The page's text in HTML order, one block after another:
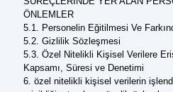
ÖNLEMLER
5.1. Personelin Eğitilmesi Ve
5.2. Gizlilik Sözleşmesi
5.3. Özel Nitelikli Kişisel Verilere
Kapsamı, Süresi ve Denetimi
6. özel nitelikli kişisel verilerin